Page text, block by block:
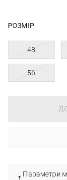
РОЗМІР
48
56
Параметри